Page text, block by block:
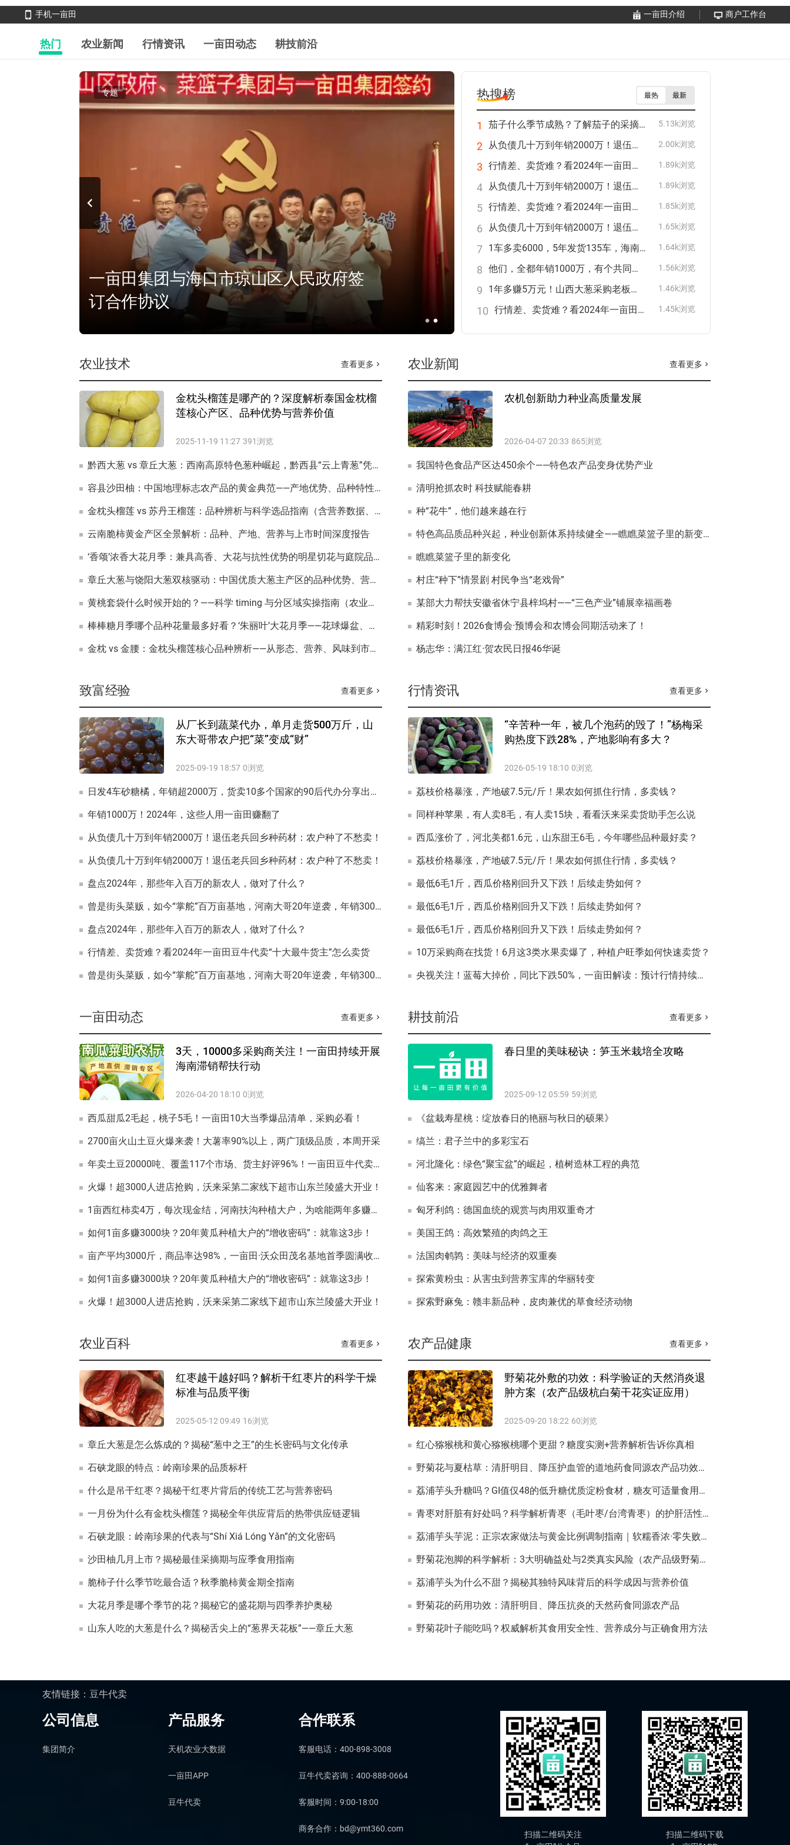
手机一亩田 一亩田介绍 商户工作台
热门 农业新闻 行情资讯 一亩田动态 耕技前沿
专题
一亩田集团与海口市琼山区人民政府签
订合作协议
lens lens
chevron_left
最热 最新
热搜榜
1 茄子什么季节成熟？了解茄子的采摘时间和生长周期 5.13k浏览
2 从负债几十万到年销2000万！退伍老兵回乡种药材：农户种了不愁卖！ 2.00k浏览
3 行情差、卖货难？看2024年一亩田豆牛代卖“十大最牛货主”怎么卖货 1.89k浏览
4 从负债几十万到年销2000万！退伍老兵回乡种药材：农户种了不愁卖！ 1.89k浏览
5 行情差、卖货难？看2024年一亩田豆牛代卖“十大最牛货主”怎么卖货 1.85k浏览
6 从负债几十万到年销2000万！退伍老兵回乡种药材：农户种了不愁卖！ 1.65k浏览
7 1车多卖6000，5年发货135车，海南乐东县芒果廖老板的卖货秘诀是什么？ 1.64k浏览
8 他们，全都年销1000万，有个共同的特点 1.56k浏览
9 1年多赚5万元！山西大葱采购老板：找对货源是关键！ 1.46k浏览
10 行情差、卖货难？看2024年一亩田豆牛代卖“十大最牛货主”怎么卖货 1.45k浏览
农业技术 查看更多 chevron_right
金枕头榴莲是哪产的？深度解析泰国金枕榴
莲核心产区、品种优势与营养价值
2025-11-19 11:27 391浏览
黔西大葱 vs 章丘大葱：西南高原特色葱种崛起，黔西县“云上青葱”凭硬核品质破圈突围
容县沙田柚：中国地理标志农产品的黄金典范——产地优势、品种特性与营养科学解析
金枕头榴莲 vs 苏丹王榴莲：品种辨析与科学选品指南（含营养数据、感官评价与市场实证）
云南脆柿黄金产区全景解析：品种、产地、营养与上市时间深度报告
‘香颂’浓香大花月季：兼具高香、大花与抗性优势的明星切花与庭院品种深度解析
章丘大葱与饶阳大葱双核驱动：中国优质大葱主产区的品种优势、营养解析与上市时序全景图
黄桃套袋什么时候开始的？——科学 timing 与分区域实操指南（农业部推荐技术）
棒棒糖月季哪个品种花量最多好看？‘朱丽叶’大花月季——花球爆盆、香气馥郁的园艺顶流品种
金枕 vs 金腰：金枕头榴莲核心品种辨析——从形态、营养、风味到市场的真实数据对比
农业新闻 查看更多 chevron_right
农机创新助力种业高质量发展
2026-04-07 20:33 865浏览
我国特色食品产区达450余个——特色农产品变身优势产业
清明抢抓农时 科技赋能春耕
种“花牛”，他们越来越在行
特色高品质品种兴起，种业创新体系持续健全——瞧瞧菜篮子里的新变化
瞧瞧菜篮子里的新变化
村庄“种下”情景剧 村民争当“老戏骨”
某部大力帮扶安徽省休宁县梓坞村——“三色产业”铺展幸福画卷
精彩时刻！2026食博会·预博会和农博会同期活动来了！
杨志华：满江红·贺农民日报46华诞
致富经验 查看更多 chevron_right
从厂长到蔬菜代办，单月走货500万斤，山
东大哥带农户把“菜”变成“财”
2025-09-19 18:57 0浏览
日发4车砂糖橘，年销超2000万，货卖10多个国家的90后代办分享出口“生意经”
年销1000万！2024年，这些人用一亩田赚翻了
从负债几十万到年销2000万！退伍老兵回乡种药材：农户种了不愁卖！
从负债几十万到年销2000万！退伍老兵回乡种药材：农户种了不愁卖！
盘点2024年，那些年入百万的新农人，做对了什么？
曾是街头菜贩，如今“掌舵”百万亩基地，河南大哥20年逆袭，年销3000万斤胡萝卜！
盘点2024年，那些年入百万的新农人，做对了什么？
行情差、卖货难？看2024年一亩田豆牛代卖“十大最牛货主”怎么卖货
曾是街头菜贩，如今“掌舵”百万亩基地，河南大哥20年逆袭，年销3000万斤胡萝卜！
行情资讯 查看更多 chevron_right
“辛苦种一年，被几个泡药的毁了！”杨梅采
购热度下跌28%，产地影响有多大？
2026-05-19 18:10 0浏览
荔枝价格暴涨，产地破7.5元/斤！果农如何抓住行情，多卖钱？
同样种苹果，有人卖8毛，有人卖15块，看看沃来采卖货助手怎么说
西瓜涨价了，河北美都1.6元，山东甜王6毛，今年哪些品种最好卖？
荔枝价格暴涨，产地破7.5元/斤！果农如何抓住行情，多卖钱？
最低6毛1斤，西瓜价格刚回升又下跌！后续走势如何？
最低6毛1斤，西瓜价格刚回升又下跌！后续走势如何？
最低6毛1斤，西瓜价格刚回升又下跌！后续走势如何？
10万采购商在找货！6月这3类水果卖爆了，种植户旺季如何快速卖货？
央视关注！蓝莓大掉价，同比下跌50%，一亩田解读：预计行情持续低位运行
一亩田动态 查看更多 chevron_right
3天，10000多采购商关注！一亩田持续开展
海南滞销帮扶行动
2026-04-20 18:10 0浏览
西瓜甜瓜2毛起，桃子5毛！一亩田10大当季爆品清单，采购必看！
2700亩火山土豆火爆来袭！大薯率90%以上，两广顶级品质，本周开采
年卖土豆20000吨、覆盖117个市场、货主好评96%！一亩田豆牛代卖的2024
火爆！超3000人进店抢购，沃来采第二家线下超市山东兰陵盛大开业！
1亩西红柿卖4万，每次现金结，河南扶沟种植大户，为啥能两年多赚辆车？
如何1亩多赚3000块？20年黄瓜种植大户的“增收密码”：就靠这3步！
亩产平均3000斤，商品率达98%，一亩田·沃众田茂名基地首季圆满收官
如何1亩多赚3000块？20年黄瓜种植大户的“增收密码”：就靠这3步！
火爆！超3000人进店抢购，沃来采第二家线下超市山东兰陵盛大开业！
耕技前沿 查看更多 chevron_right
春日里的美味秘诀：笋玉米栽培全攻略
2025-09-12 05:59 59浏览
《盆栽寿星桃：绽放春日的艳丽与秋日的硕果》
缟兰：君子兰中的多彩宝石
河北隆化：绿色“聚宝盆”的崛起，植树造林工程的典范
仙客来：家庭园艺中的优雅舞者
匈牙利鸽：德国血统的观赏与肉用双重奇才
美国王鸽：高效繁殖的肉鸽之王
法国肉鹌鹑：美味与经济的双重奏
探索黄粉虫：从害虫到营养宝库的华丽转变
探索野麻兔：赣丰新品种，皮肉兼优的草食经济动物
农业百科 查看更多 chevron_right
红枣越干越好吗？解析干红枣片的科学干燥
标准与品质平衡
2025-05-12 09:49 16浏览
章丘大葱是怎么炼成的？揭秘“葱中之王”的生长密码与文化传承
石硖龙眼的特点：岭南珍果的品质标杆
什么是吊干红枣？揭秘干红枣片背后的传统工艺与营养密码
一月份为什么有金枕头榴莲？揭秘全年供应背后的热带供应链逻辑
石硖龙眼：岭南珍果的代表与“Shí Xiá Lóng Yǎn”的文化密码
沙田柚几月上市？揭秘最佳采摘期与应季食用指南
脆柿子什么季节吃最合适？秋季脆柿黄金期全指南
大花月季是哪个季节的花？揭秘它的盛花期与四季养护奥秘
山东人吃的大葱是什么？揭秘舌尖上的“葱界天花板”——章丘大葱
农产品健康 查看更多 chevron_right
野菊花外敷的功效：科学验证的天然消炎退
肿方案（农产品级杭白菊干花实证应用）
2025-09-20 18:22 60浏览
红心猕猴桃和黄心猕猴桃哪个更甜？糖度实测+营养解析告诉你真相
野菊花与夏枯草：清肝明目、降压护血管的道地药食同源农产品功效解析
荔浦芋头升糖吗？GI值仅48的低升糖优质淀粉食材，糖友可适量食用的科学指南
青枣对肝脏有好处吗？科学解析青枣（毛叶枣/台湾青枣）的护肝活性成分与实证依据
荔浦芋头芋泥：正宗农家做法与黄金比例调制指南｜软糯香浓·零失败教程
野菊花泡脚的科学解析：3大明确益处与2类真实风险（农产品级野菊花实证指南）
荔浦芋头为什么不甜？揭秘其独特风味背后的科学成因与营养价值
野菊花的药用功效：清肝明目、降压抗炎的天然药食同源农产品
野菊花叶子能吃吗？权威解析其食用安全性、营养成分与正确食用方法
友情链接： 豆牛代卖
公司信息
集团简介
产品服务
天机农业大数据
一亩田APP
豆牛代卖
合作联系
客服电话：400-898-3008
豆牛代卖咨询：400-888-0664
客服时间：9:00-18:00
商务合作：bd@ymt360.com
扫描二维码关注
扫描二维码下载